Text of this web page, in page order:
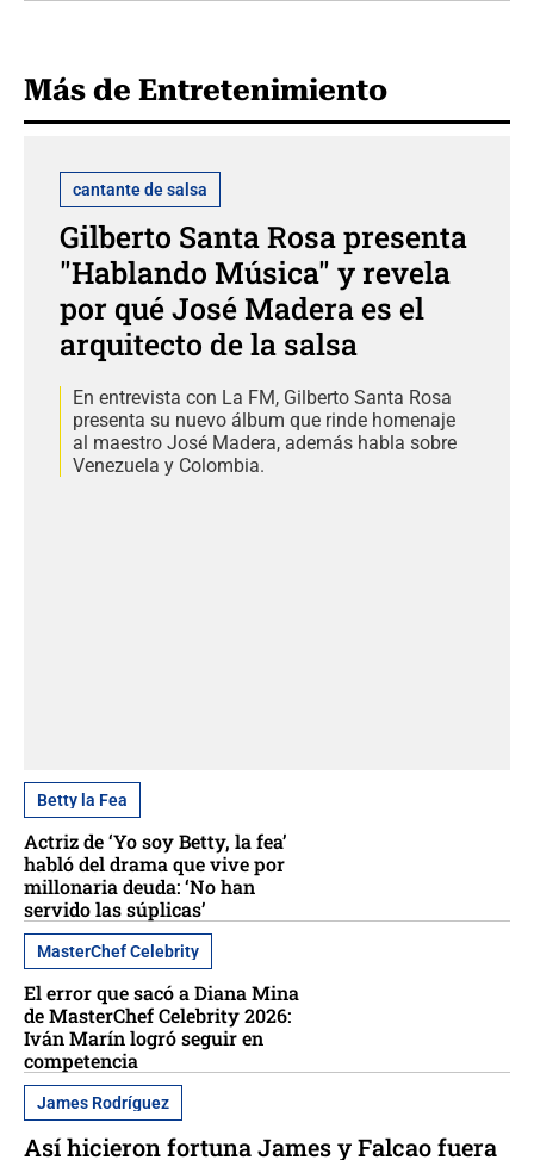
Más de Entretenimiento
cantante de salsa
Gilberto Santa Rosa presenta
"Hablando Música" y revela
por qué José Madera es el
arquitecto de la salsa
En entrevista con La FM, Gilberto Santa Rosa
presenta su nuevo álbum que rinde homenaje
al maestro José Madera, además habla sobre
Venezuela y Colombia.
Betty la Fea
Actriz de ‘Yo soy Betty, la fea’
habló del drama que vive por
millonaria deuda: ‘No han
servido las súplicas’
MasterChef Celebrity
El error que sacó a Diana Mina
de MasterChef Celebrity 2026:
Iván Marín logró seguir en
competencia
James Rodríguez
Así hicieron fortuna James y Falcao fuera